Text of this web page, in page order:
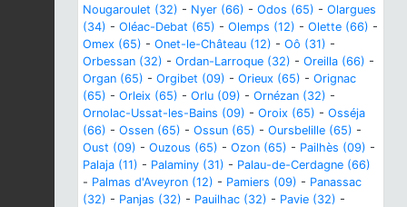
Nougaroulet (32) - Nyer (66) - Odos (65) - Olargues
(34) - Oléac-Debat (65) - Olemps (12) - Olette (66) -
Omex (65) - Onet-le-Château (12) - Oô (31) -
Orbessan (32) - Ordan-Larroque (32) - Oreilla (66) -
Organ (65) - Orgibet (09) - Orieux (65) - Orignac
(65) - Orleix (65) - Orlu (09) - Ornézan (32) -
Ornolac-Ussat-les-Bains (09) - Oroix (65) - Osséja
(66) - Ossen (65) - Ossun (65) - Oursbelille (65) -
Oust (09) - Ouzous (65) - Ozon (65) - Pailhès (09) -
Palaja (11) - Palaminy (31) - Palau-de-Cerdagne (66)
- Palmas d'Aveyron (12) - Pamiers (09) - Panassac
(32) - Panjas (32) - Pauilhac (32) - Pavie (32) -